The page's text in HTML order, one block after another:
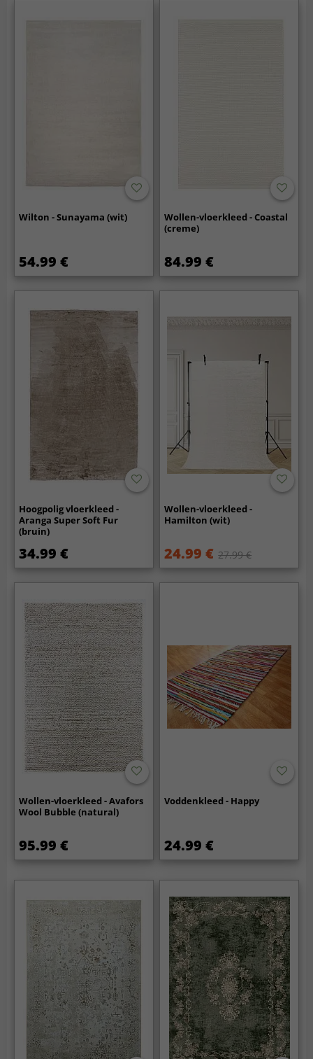
Wilton - Sunayama (wit)
54.99 €
Wollen-vloerkleed - Coastal
(creme)
84.99 €
Hoogpolig vloerkleed -
Aranga Super Soft Fur
(bruin)
34.99 €
Wollen-vloerkleed -
Hamilton (wit)
24.99 € 27.99 €
Wollen-vloerkleed - Avafors
Wool Bubble (natural)
95.99 €
Voddenkleed - Happy
24.99 €